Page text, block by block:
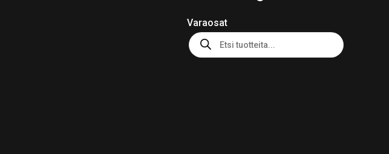
Varaosat
Products
search